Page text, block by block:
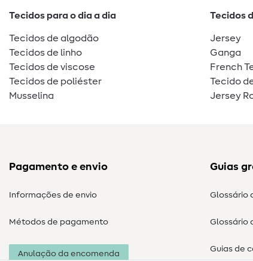
Tecidos para o dia a dia
Tecidos de algodão
Tecidos de linho
Tecidos de viscose
Tecidos de poliéster
Musselina
Tecidos
Jersey
Ganga
French
Tecido
Jersey
Pagamento e envio
Informações de envio
Métodos de pagamento
Anulação da encomenda
Guias
Glossário
Glossário
Guias de